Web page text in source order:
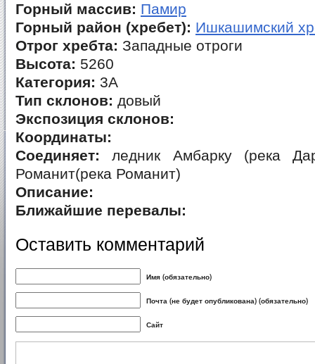
Горный массив: Памир
Горный район (хребет): Ишкашимский
Отрог хребта: Западные отроги
Высота: 5260
Категория: 3А
Тип склонов: довый
Экспозиция склонов:
Координаты:
Соединяет: ледник Амбарку (река
Романит(река Романит)
Описание:
Ближайшие перевалы:
Оставить комментарий
Имя (обязательно)
Почта (не будет опубликована) (обязательно)
Сайт